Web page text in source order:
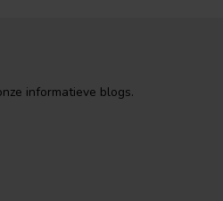
informatieve blogs.